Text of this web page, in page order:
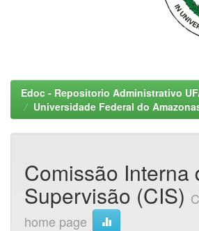
Edoc - Repositorio Administrativo
Universidade Federal do
Comissão Interna
Supervisão (CIS)
home page